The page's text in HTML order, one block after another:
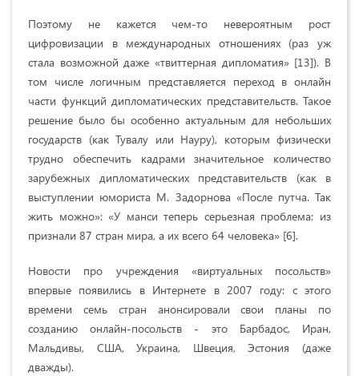
Поэтому не кажется чем-то невероятным рост
цифровизации в международных отношениях (раз уж
стала возможной даже «твиттерная дипломатия» [13]). В
том числе логичным представляется переход в онлайн
части функций дипломатических представительств. Такое
решение было бы особенно актуальным для небольших
государств (как Тувалу или Науру), которым физически
трудно обеспечить кадрами значительное количество
зарубежных дипломатических представительств (как в
выступлении юмориста М. Задорнова «После путча. Так
жить можно»: «У манси теперь серьезная проблема: из
признали 87 стран мира, а их всего 64 человека» [6].
Новости про учреждения «виртуальных посольств»
впервые появились в Интернете в 2007 году: с этого
времени семь стран анонсировали свои планы по
созданию онлайн-посольств - это Барбадос, Иран,
Мальдивы, США, Украина, Швеция, Эстония (даже
дважды).